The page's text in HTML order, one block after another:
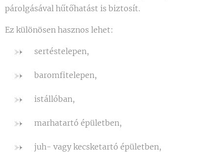
párolgásával hűtőhatást is biztosít.
Ez különösen hasznos lehet:
sertéstelepen,
baromfitelepen,
istállóban,
marhatartó épületben,
juh- vagy kecsketartó épületben,